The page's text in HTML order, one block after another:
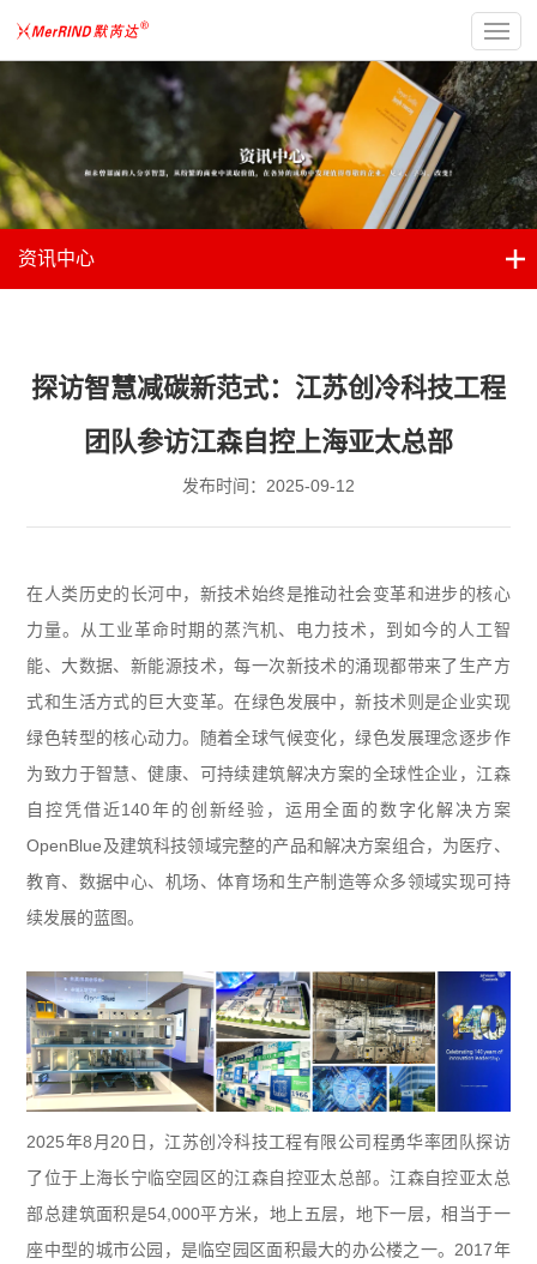
资讯中心
探访智慧减碳新范式：江苏创冷科技工程
团队参访江森自控上海亚太总部
发布时间：2025-09-12
在人类历史的长河中，新技术始终是推动社会变革和进步的核心
力量。从工业革命时期的蒸汽机、电力技术，到如今的人工智
能、大数据、新能源技术，每一次新技术的涌现都带来了生产方
式和生活方式的巨大变革。在绿色发展中，新技术则是企业实现
绿色转型的核心动力。随着全球气候变化，绿色发展理念逐步作
为致力于智慧、健康、可持续建筑解决方案的全球性企业，江森
自控凭借近140年的创新经验，运用全面的数字化解决方案
OpenBlue及建筑科技领域完整的产品和解决方案组合，为医疗、
教育、数据中心、机场、体育场和生产制造等众多领域实现可持
续发展的蓝图。
2025年8月20日，江苏创冷科技工程有限公司程勇华率团队探访
了位于上海长宁临空园区的江森自控亚太总部。江森自控亚太总
部总建筑面积是54,000平方米，地上五层，地下一层，相当于一
座中型的城市公园，是临空园区面积最大的办公楼之一。2017年